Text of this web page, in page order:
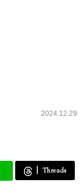
2024.12.29
Threads